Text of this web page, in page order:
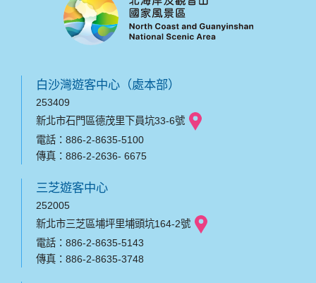
白沙灣遊客中心（處本部）
253409
新北市石門區德茂里下員坑33-6號
電話：886-2-8635-5100
傳真：886-2-2636- 6675
三芝遊客中心
252005
新北市三芝區埔坪里埔頭坑164-2號
電話：886-2-8635-5143
傳真：886-2-8635-3748